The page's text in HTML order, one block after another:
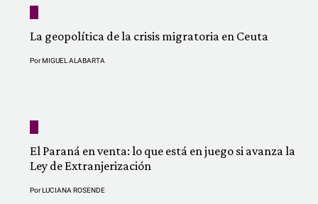
La geopolítica de la crisis migratoria en Ceuta
PorMIGUEL ALABARTA
El Paraná en venta: lo que está en juego si avanza la
Ley de Extranjerización
PorLUCIANA ROSENDE